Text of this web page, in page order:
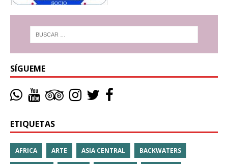
SÍGUEME
ETIQUETAS
AFRICA ARTE ASIA CENTRAL BACKWATERS